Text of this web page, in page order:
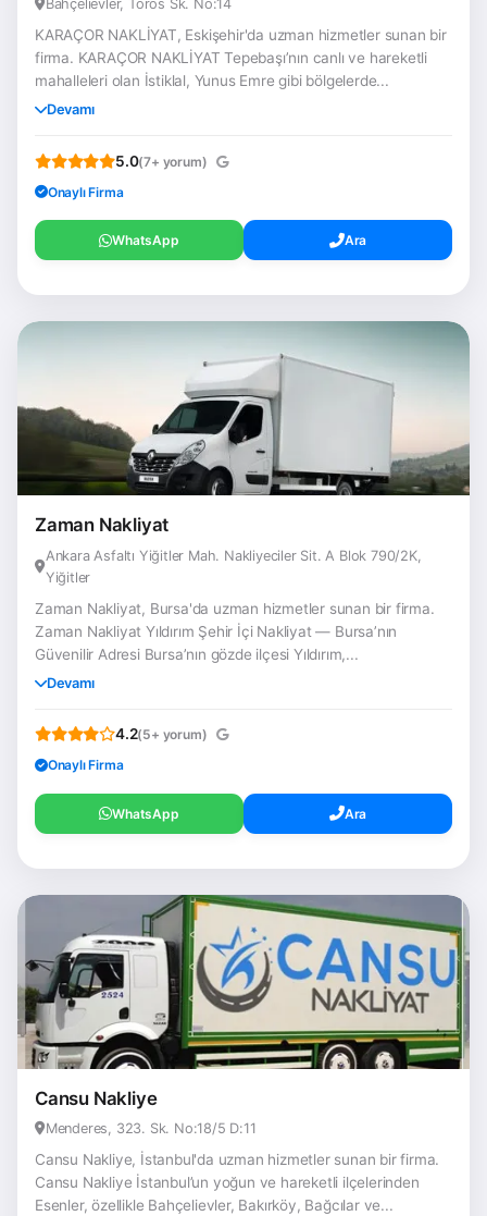
Bahçelievler, Toros Sk. No:14
KARAÇOR NAKLİYAT, Eskişehir'da uzman hizmetler sunan bir
firma. KARAÇOR NAKLİYAT Tepebaşı’nın canlı ve hareketli
mahalleleri olan İstiklal, Yunus Emre gibi bölgelerde...
Devamı
5.0(7+ yorum)
Onaylı Firma
WhatsApp Ara
Zaman Nakliyat
Ankara Asfaltı Yiğitler Mah. Nakliyeciler Sit. A Blok 790/2K,
Yiğitler
Zaman Nakliyat, Bursa'da uzman hizmetler sunan bir firma.
Zaman Nakliyat Yıldırım Şehir İçi Nakliyat — Bursa’nın
Güvenilir Adresi Bursa’nın gözde ilçesi Yıldırım,...
Devamı
4.2(5+ yorum)
Onaylı Firma
WhatsApp Ara
Cansu Nakliye
Menderes, 323. Sk. No:18/5 D:11
Cansu Nakliye, İstanbul'da uzman hizmetler sunan bir firma.
Cansu Nakliye İstanbul’un yoğun ve hareketli ilçelerinden
Esenler, özellikle Bahçelievler, Bakırköy, Bağcılar ve...